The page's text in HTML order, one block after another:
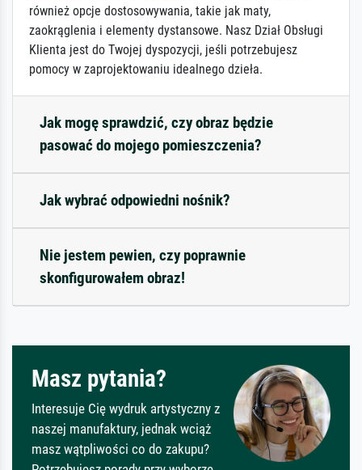
również opcje dostosowywania, takie jak maty,
zaokrąglenia i elementy dystansowe. Nasz Dział Obsługi
Klienta jest do Twojej dyspozycji, jeśli potrzebujesz
pomocy w zaprojektowaniu idealnego dzieła.
Jak mogę sprawdzić, czy obraz będzie
pasować do mojego pomieszczenia?
Jak wybrać odpowiedni nośnik?
Nie jestem pewien, czy poprawnie
skonfigurowałem obraz!
Masz pytania?
Interesuje Cię wydruk artystyczny z
naszej manufaktury, jednak wciąż
masz wątpliwości co do zakupu?